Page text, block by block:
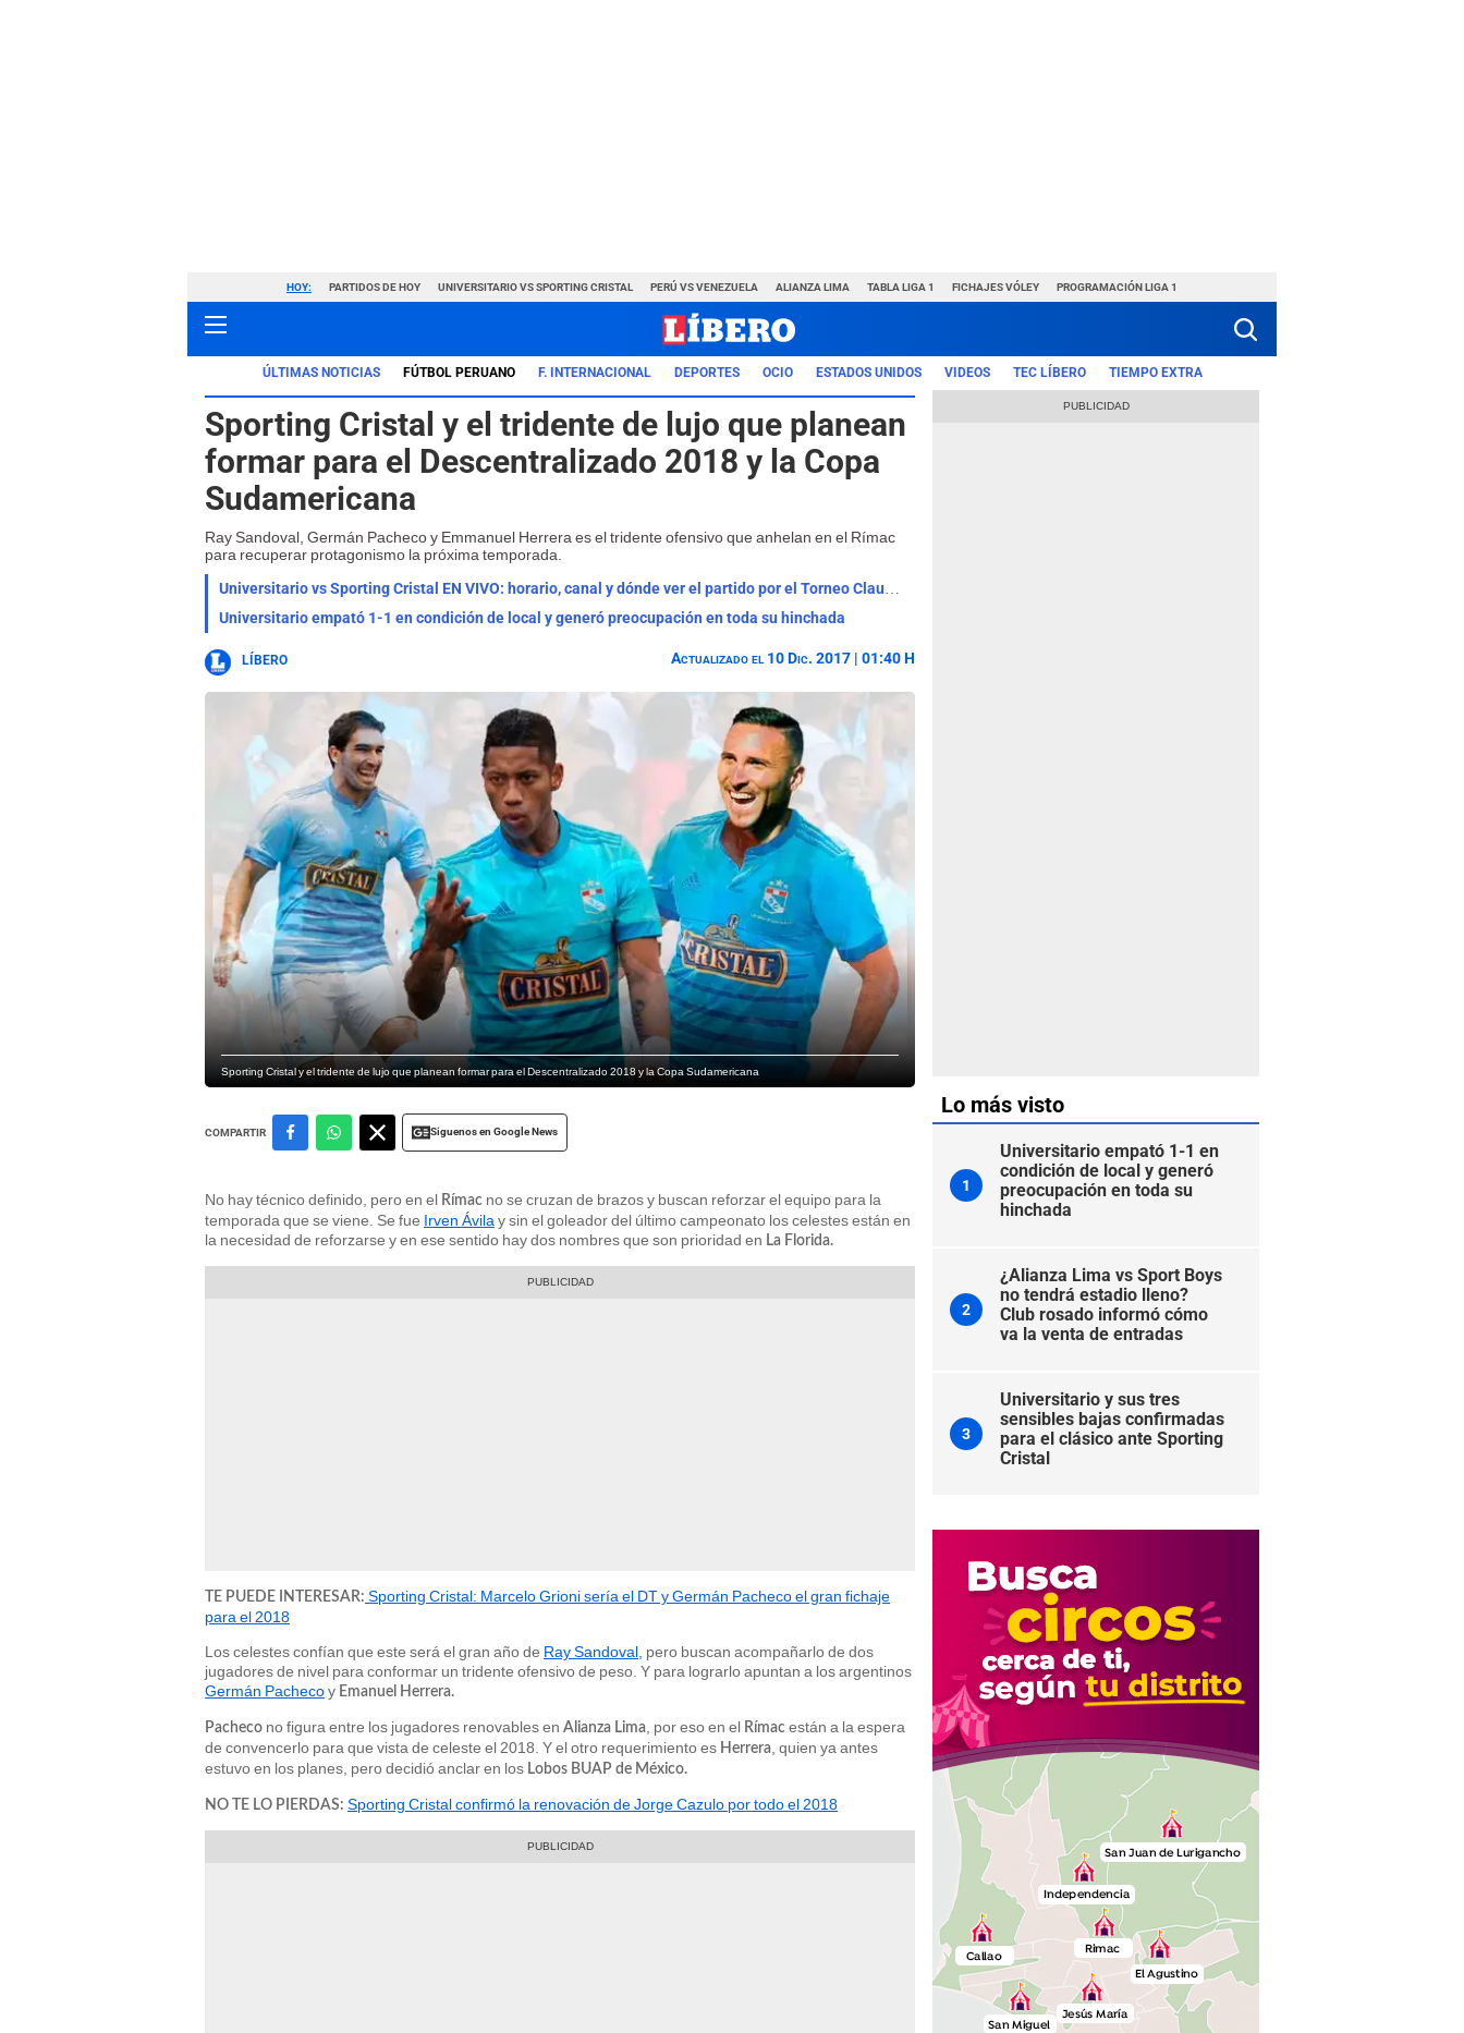
HOY: PARTIDOS DE HOY UNIVERSITARIO VS SPORTING CRISTAL PERÚ VS VENEZUELA ALIANZA LIMA TABLA LIGA 1 FICHAJES VÓLEY PROGRAMACIÓN LIGA 1
ÚLTIMAS NOTICIAS FÚTBOL PERUANO F. INTERNACIONAL DEPORTES OCIO ESTADOS UNIDOS VIDEOS TEC LÍBERO TIEMPO EXTRA
Sporting Cristal y el tridente de lujo que planean
formar para el Descentralizado 2018 y la Copa
Sudamericana
Ray Sandoval, Germán Pacheco y Emmanuel Herrera es el tridente ofensivo que anhelan en el Rímac
para recuperar protagonismo la próxima temporada.
Universitario vs Sporting Cristal EN VIVO: horario, canal y dónde ver el partido por el Torneo Clausura
Universitario empató 1-1 en condición de local y generó preocupación en toda su hinchada
LÍBERO Actualizado el 10 Dic. 2017 | 01:40 H
Sporting Cristal y el tridente de lujo que planean formar para el Descentralizado 2018 y la Copa Sudamericana
COMPARTIR Siguenos en Google News
No hay técnico definido, pero en el Rímac no se cruzan de brazos y buscan reforzar el equipo para la
temporada que se viene. Se fue Irven Ávila y sin el goleador del último campeonato los celestes están en
la necesidad de reforzarse y en ese sentido hay dos nombres que son prioridad en La Florida.
TE PUEDE INTERESAR: Sporting Cristal: Marcelo Grioni sería el DT y Germán Pacheco el gran fichaje
para el 2018
Los celestes confían que este será el gran año de Ray Sandoval, pero buscan acompañarlo de dos
jugadores de nivel para conformar un tridente ofensivo de peso. Y para lograrlo apuntan a los argentinos
Germán Pachecoy Emanuel Herrera.
Pacheco no figura entre los jugadores renovables en Alianza Lima , por eso en el Rímac están a la espera
de convencerlo para que vista de celeste el 2018. Y el otro requerimiento es Herrera , quien ya antes
estuvo en los planes, pero decidió anclar en los Lobos BUAP de México.
NO TE LO PIERDAS: Sporting Cristal confirmó la renovación de Jorge Cazulo por todo el 2018
Lo más visto
1
Universitario empató 1-1 en
condición de local y generó
preocupación en toda su
hinchada
2
¿Alianza Lima vs Sport Boys
no tendrá estadio lleno?
Club rosado informó cómo
va la venta de entradas
3
Universitario y sus tres
sensibles bajas confirmadas
para el clásico ante Sporting
Cristal